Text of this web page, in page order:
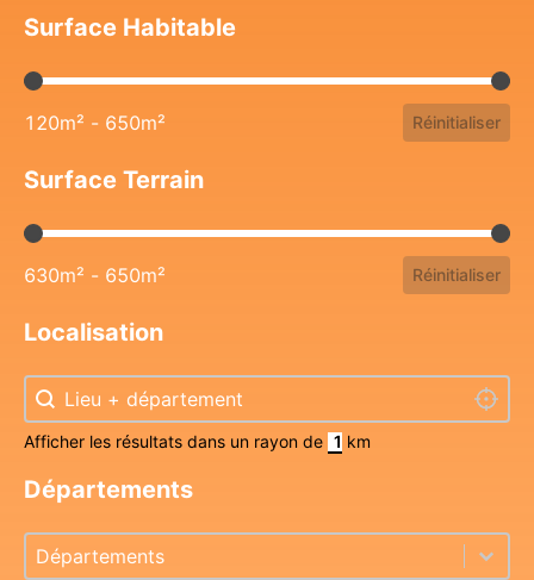
Surface Habitable
Surface Habitable
120m² - 650m² Réinitialiser
Surface Terrain
Surface Terrain
630m² - 650m² Réinitialiser
Localisation
Localisation
Localisation
Afficher les résultats dans un rayon de km
Départements
Départements
Départements
Départements